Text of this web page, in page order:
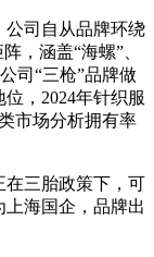
司自从品牌环绕
，涵盖“海螺”、
司“三枪”品牌做
，2024年针织服
市场分析拥有率
三胎政策下，可
海国企，品牌出